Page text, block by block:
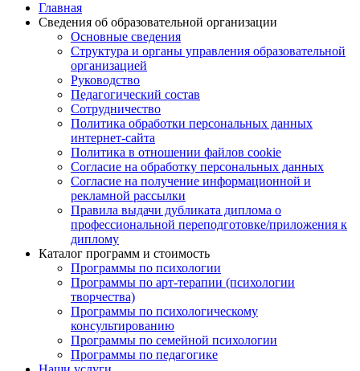
Главная
Сведения об образовательной организации
Основные сведения
Структура и органы управления образовательной
организацией
Руководство
Педагогический состав
Сотрудничество
Политика обработки персональных данных
интернет-сайта
Политика в отношении файлов cookie
Согласие на обработку персональных данных
Согласие на получение информационной и
рекламной рассылки
Правила выдачи дубликата диплома о
профессиональной переподготовке/приложения к
диплому
Каталог программ и стоимость
Программы по психологии
Программы по арт-терапии (психологии
творчества)
Программы по психологическому
консультированию
Программы по семейной психологии
Программы по педагогике